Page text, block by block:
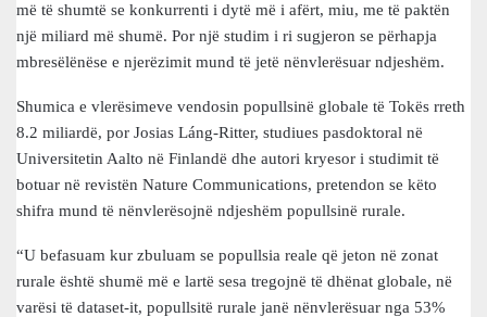
më të shumtë se konkurrenti i dytë më i afërt, miu, me të paktën
një miliard më shumë. Por një studim i ri sugjeron se përhapja
mbresëlënëse e njerëzimit mund të jetë nënvlerësuar ndjeshëm.
Shumica e vlerësimeve vendosin popullsinë globale të Tokës rreth
8.2 miliardë, por Josias Láng-Ritter, studiues pasdoktoral në
Universitetin Aalto në Finlandë dhe autori kryesor i studimit të
botuar në revistën Nature Communications, pretendon se këto
shifra mund të nënvlerësojnë ndjeshëm popullsinë rurale.
“U befasuam kur zbuluam se popullsia reale që jeton në zonat
rurale është shumë më e lartë sesa tregojnë të dhënat globale, në
varësi të dataset-it, popullsitë rurale janë nënvlerësuar nga 53%